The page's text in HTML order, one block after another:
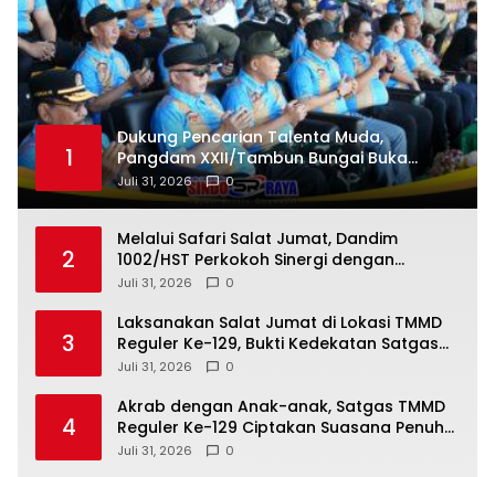
1
Dukung Pencarian Talenta Muda,
Pangdam XXII/Tambun Bungai Buka
Turnamen Sepak Bola Gubernur Cup
Road Pangdam Cup TA 2026
Juli 31, 2026 0
2
Melalui Safari Salat Jumat, Dandim
1002/HST Perkokoh Sinergi dengan
Masyarakat
Juli 31, 2026 0
3
Laksanakan Salat Jumat di Lokasi TMMD
Reguler Ke-129, Bukti Kedekatan Satgas
Kodim 1208/Sambas dengan Warga
Juli 31, 2026 0
4
Akrab dengan Anak-anak, Satgas TMMD
Reguler Ke-129 Ciptakan Suasana Penuh
Keceriaan di Desa Tempapan Hulu
Juli 31, 2026 0